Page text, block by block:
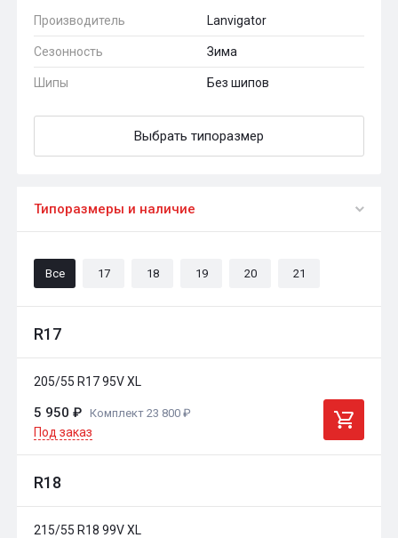
Производитель Lanvigator
Сезонность Зима
Шипы Без шипов
Выбрать типоразмер
Типоразмеры и наличие
Все 17 18 19 20 21
R17
205/55 R17 95V XL
5 950 ₽ Комплект 23 800 ₽
Под заказ
R18
215/55 R18 99V XL